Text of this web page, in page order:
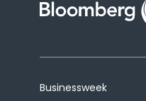
Businessweek